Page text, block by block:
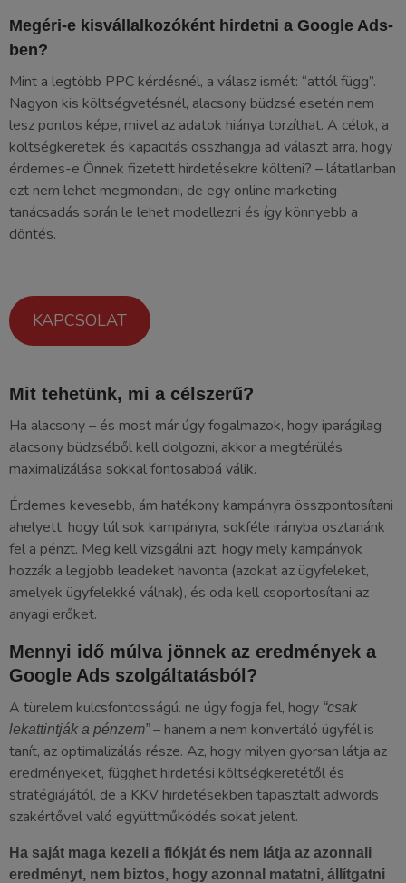
Megéri-e kisvállalkozóként hirdetni a Google Ads-
ben?
Mint a legtöbb PPC kérdésnél, a válasz ismét: “attól függ”.
Nagyon kis költségvetésnél, alacsony büdzsé esetén nem
lesz pontos képe, mivel az adatok hiánya torzíthat. A célok, a
költségkeretek és kapacitás összhangja ad választ arra, hogy
érdemes-e Önnek fizetett hirdetésekre költeni? – látatlanban
ezt nem lehet megmondani, de egy online marketing
tanácsadás során le lehet modellezni és így könnyebb a
döntés.
KAPCSOLAT
Mit tehetünk, mi a célszerű?
Ha alacsony – és most már úgy fogalmazok, hogy iparágilag
alacsony büdzséből kell dolgozni, akkor a megtérülés
maximalizálása sokkal fontosabbá válik.
Érdemes kevesebb, ám hatékony kampányra összpontosítani
ahelyett, hogy túl sok kampányra, sokféle irányba osztanánk
fel a pénzt. Meg kell vizsgálni azt, hogy mely kampányok
hozzák a legjobb leadeket havonta (azokat az ügyfeleket,
amelyek ügyfelekké válnak), és oda kell csoportosítani az
anyagi erőket.
Mennyi idő múlva jönnek az eredmények a
Google Ads szolgáltatásból?
A türelem kulcsfontosságú. ne úgy fogja fel, hogy “csak
lekattintják a pénzem”– hanem a nem konvertáló ügyfél is
tanít, az optimalizálás része. Az, hogy milyen gyorsan látja az
eredményeket, függhet hirdetési költségkeretétől és
stratégiájától, de a KKV hirdetésekben tapasztalt adwords
szakértővel való együttműködés sokat jelent.
Ha saját maga kezeli a fiókját és nem látja az azonnali
eredményt, nem biztos, hogy azonnal matatni, állítgatni